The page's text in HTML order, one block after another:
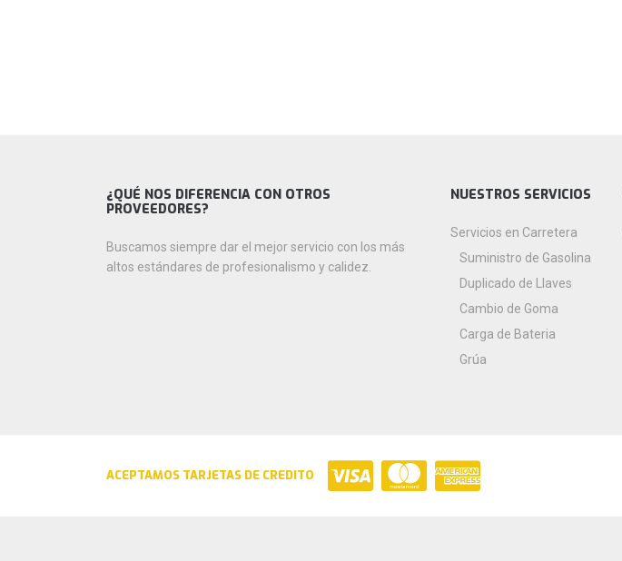
¿QUÉ NOS DIFERENCIA CON OTROS
PROVEEDORES?
Buscamos siempre dar el mejor servicio con los más
altos estándares de profesionalismo y calidez.
NUESTROS SERVICIOS
Servicios en Carretera
Suministro de Gasolina
Duplicado de Llaves
Cambio de Goma
Carga de Bateria
Grúa
ACEPTAMOS TARJETAS DE CREDITO